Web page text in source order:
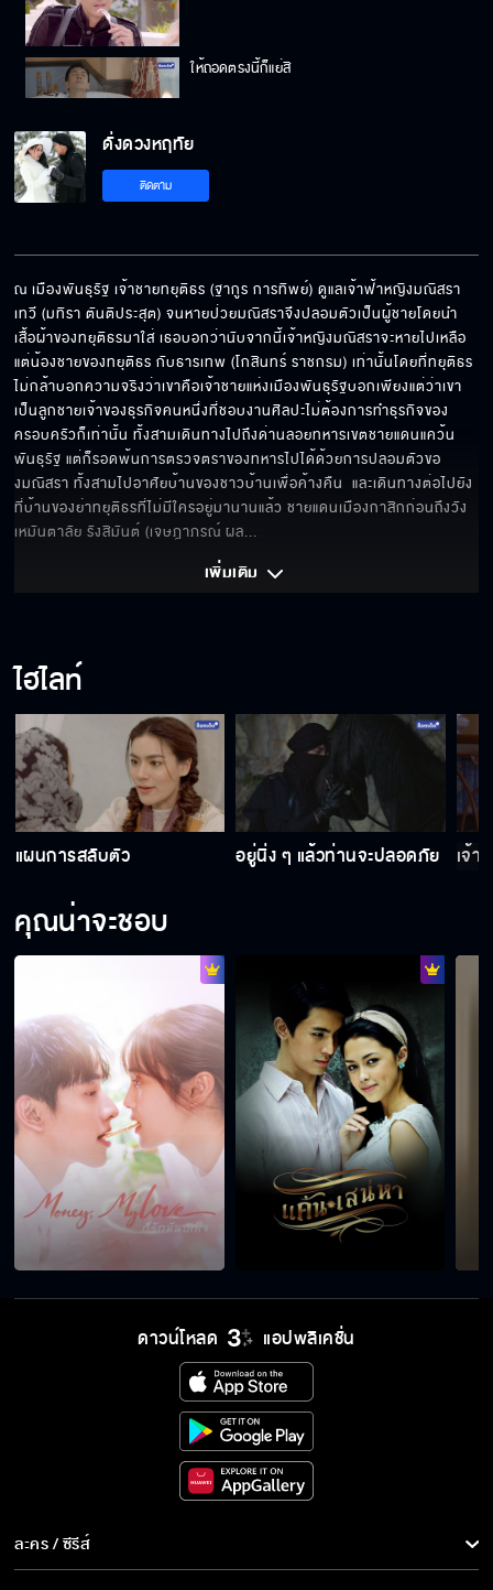
ให้ถอดตรงนี้ก็แย่สิ
หม่อมฉันชื่อรังสิมันต์
น้ำมือคนกาสิก
ขอประทานอภัย...ที่ต้องล่วงเกิน
ท่านไปเถอะ เราอาบเองได้
เพิ่งรู้ว่าแกะกาสิกมีปีกด้วย
องค์หญิงหนีไปแล้วโอกาสของเราก็มาถึง
เจ้าเป็นผู้ใดกันแน่
แผนการสลับตัว
ดั่งดวงหฤทัย
ติดตาม
ณ เมืองพันธุรัฐ เจ้าชายทยุติธร (ฐากูร การทิพย์) ดูแลเจ้าฟ้าหญิงมณิสรา
เทวี (มทิรา ตันติประสุต) จนหายป่วยมณิสราจึงปลอมตัวเป็นผู้ชายโดยนำ
เสื้อผ้าของทยุติธรมาใส่ เธอบอกว่านับจากนี้เจ้าหญิงมณิสราจะหายไปเหลือ
แต่น้องชายของทยุติธร กับธารเทพ (โกสินทร์ ราชกรม) เท่านั้นโดยที่ทยุติธร
ไม่กล้าบอกความจริงว่าเขาคือเจ้าชายแห่งเมืองพันธุรัฐบอกเพียงแต่ว่าเขา
เป็นลูกชายเจ้าของธุรกิจคนหนึ่งที่ชอบงานศิลปะไม่ต้องการทำธุรกิจของ
ครอบครัวก็เท่านั้น ทั้งสามเดินทางไปถึงด่านลอยทหารเขตชายแดนแคว้น
พันธุรัฐ แต่ก็รอดพ้นการตรวจตราของทหารไปได้ด้วยการปลอมตัวขอ
งมณิสรา ทั้งสามไปอาศัยบ้านของชาวบ้านเพื่อค้างคืน  และเดินทางต่อไปยัง
ที่บ้านของย่าทยุติธรที่ไม่มีใครอยู่มานานแล้ว ชายแดนเมืองกาสิกก่อนถึงวัง
เหมันตาลัย รังสิมันต์ (เจษฎาภรณ์ ผล...
เพิ่มเติม
ไฮไลท์
แผนการสลับตัว อยู่นิ่ง ๆ แล้วท่านจะปลอดภัย เจ้า
คุณน่าจะชอบ
ดาวน์โหลด แอปพลิเคชั่น
ละคร / ซีรีส์
ละคร/ซีรีส์